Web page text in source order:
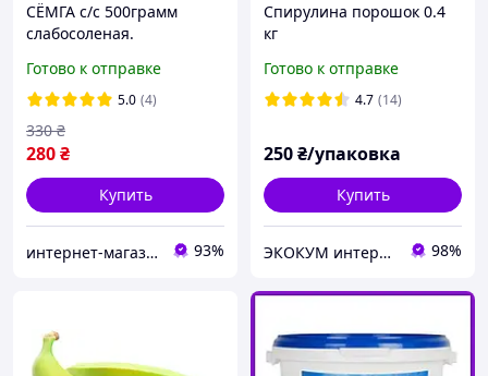
СЁМГА с/с 500грамм
слабосоленая.
Готово к отправке
5.0 (4)
280₴
330 ₴
Купить
интернет-магазин "МИР" Морепродукти Ікра Риба 93%
Спирулина порошок 0.4
кг
Готово к отправке
4.7 (14)
250₴/упаковка
Купить
ЭКОКУМ интернет магазин 98%